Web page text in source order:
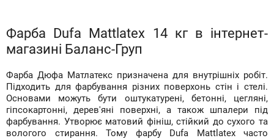
Фарба Dufa Mattlatex 14 кг в інтернет-
магазині Баланс-Груп
Фарба Дюфа Матлатекс призначена для внутрішніх робіт.
Підходить для фарбування різних поверхонь стін і стелі.
Основами можуть бути оштукатурені, бетонні, цегляні,
гіпсокартонні, дерев'яні поверхні, а також шпалери під
фарбування. Утворює матовий фініш, стійкий до сухого та
вологого стирання. Тому фарбу Dufa Mattlatex часто